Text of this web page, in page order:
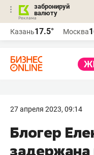
забронируй
валюту
Казань17.5° Москва
27 апреля 2023, 09:14
Блогер
задержана